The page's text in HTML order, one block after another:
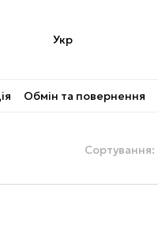
Укр
Обмін та повернення
Сортування: